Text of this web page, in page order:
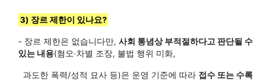
3) 장르 제한이 있나요?
- 장르 제한은 없습니다만, 사회 통념상 부적절하다고 판단될 수
있는 내용(혐오·차별 조장, 불법 행위 미화,
과도한 폭력/성적 묘사 등)은 운영 기준에 따라 접수 또는 수록